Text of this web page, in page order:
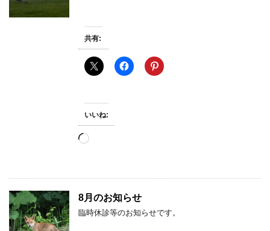
共有:
いいね:
読
み
8月のお知らせ
臨時休診等のお知らせです。